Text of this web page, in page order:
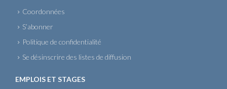
Coordonnées
S’abonner
Politique de confidentialité
Se désinscrire des listes de diffusion
EMPLOIS ET STAGES